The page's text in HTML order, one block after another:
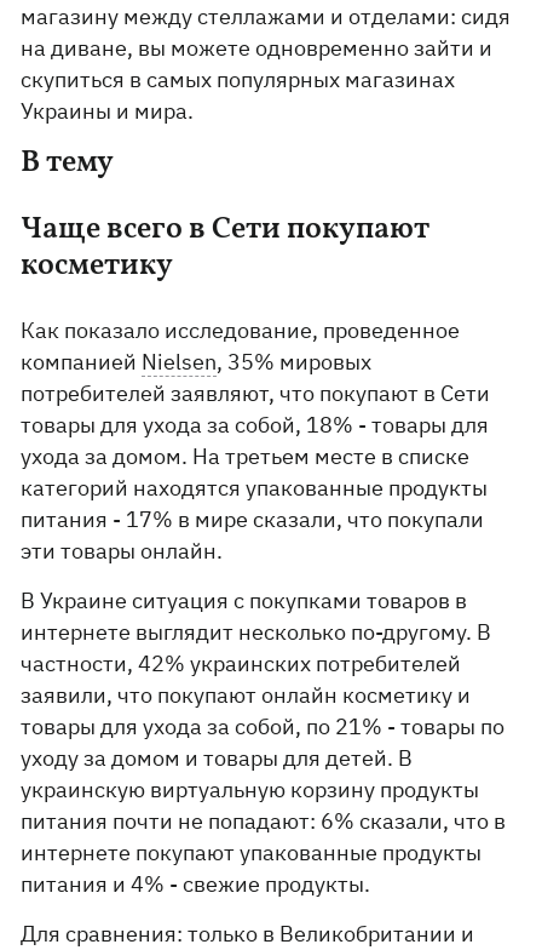
магазину между стеллажами и отделами: сидя
на диване, вы можете одновременно зайти и
скупиться в самых популярных магазинах
Украины и мира.
В тему
Чаще всего в Сети покупают
косметику
Как показало исследование, проведенное
компанией Nielsen, 35% мировых
потребителей заявляют, что покупают в Сети
товары для ухода за собой, 18% - товары для
ухода за домом. На третьем месте в списке
категорий находятся упакованные продукты
питания - 17% в мире сказали, что покупали
эти товары онлайн.
В Украине ситуация с покупками товаров в
интернете выглядит несколько по-другому. В
частности, 42% украинских потребителей
заявили, что покупают онлайн косметику и
товары для ухода за собой, по 21% - товары по
уходу за домом и товары для детей. В
украинскую виртуальную корзину продукты
питания почти не попадают: 6% сказали, что в
интернете покупают упакованные продукты
питания и 4% - свежие продукты.
Для сравнения: только в Великобритании и